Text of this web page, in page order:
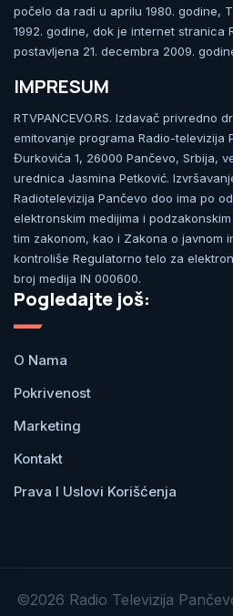
počelo da radi u aprilu 1980. godine,
1992. godine, dok je internet stranica
postavljena 21. decembra 2009.
IMPRESUM
RTVPANCEVO.RS. Izdavač privredno
emitovanje programa Radio-televizija
Đurkovića 1, 26000 Pančevo, Srbija,
urednica Jasmina Petković.
Radiotelevizija Pančevo doo ima po
elektronskim medijima i
tim zakonom, kao i Zakona o javnom
kontroliše Regulatorno telo za
broj medija IN 000600.
Pogledajte još:
O Nama
Pokrivenost
Marketing
Kontakt
Prava I Uslovi Korišćenja
©2026 Radio Televizija